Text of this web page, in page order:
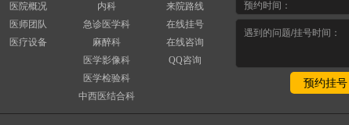
医院概况
医师团队
医疗设备
内科
急诊医学科
麻醉科
医学影像科
医学检验科
中西医结合科
来院路线
在线挂号
在线咨询
QQ咨询